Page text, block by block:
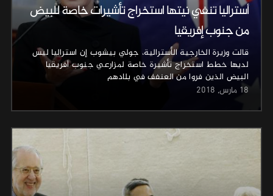
أستراليا تنفي نيتها استخراج تأشيرات خاصة للبيض
من جنوب إفريقيا
قالت وزيرة الخارجية الأسترالية، جولي بيشوب إن استراليا ليس
لديها خطط استخراج تأشيرة خاصة لمزارعي جنوب أفريقيا
البيض الذين فروا من العنفف في بلادهم
18 مارس, 2018